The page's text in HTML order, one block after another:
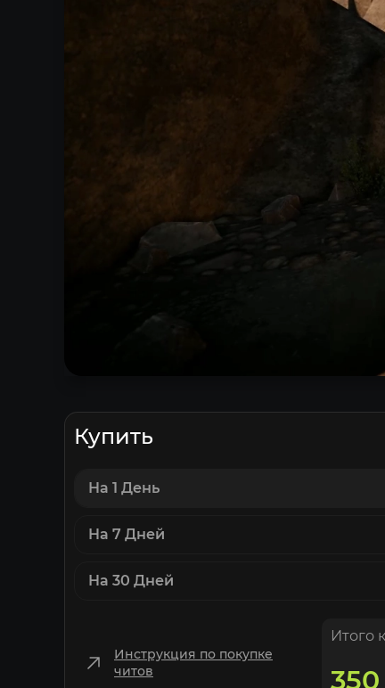
Купить
На 1 День
На 7 Дней
На 30 Дней
Инструкция по покупке
читов
Итого
350